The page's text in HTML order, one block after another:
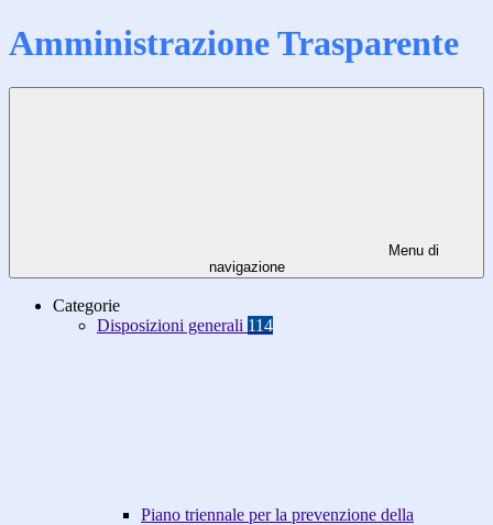
Amministrazione Trasparente
Menu di
navigazione
Categorie
Disposizioni generali 114
Piano triennale per la prevenzione della